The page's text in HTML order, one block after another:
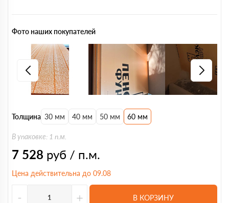
Толщина 30 мм 40 мм 50 мм 60 мм
В упаковке: 1 п.м.
7 528 руб / п.м.
Цена действительна до 09.08
- + В КОРЗИНУ
Фото наших покупателей